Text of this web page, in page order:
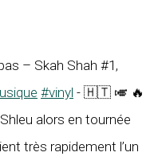
– Skah Shah #1,
#vinyl - 🇭🇹 🎺 🔥
alors en tournée
très rapidement l’un